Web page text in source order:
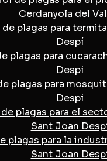
Cerdanyola del
plagas para
Despí
plagas para
Despí
plagas para
Despí
plagas para el
Sant Joan
plagas para la
Sant Joan